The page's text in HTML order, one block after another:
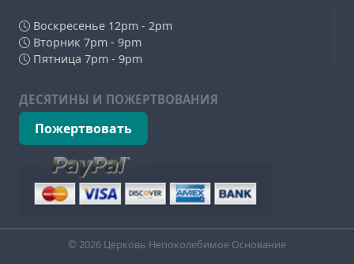
Воскресенье 12pm - 2pm
Вторник 7pm - 9pm
Пятница 7pm - 9pm
ДЕСЯТИНЫ И ПОЖЕРТВОВАНИЯ
Пожертвовать
© 2026 Церковь Непоколебимое Основание